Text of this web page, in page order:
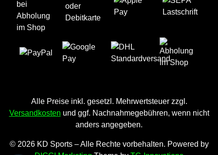
Alle Preise inkl. gesetzl. Mehrwertsteuer zzgl.
Versandkosten und ggf. Nachnahmegebühren, wenn nicht
anders angegeben.
© 2026 KD Sports – Alle Rechte vorbehalten. Powered by